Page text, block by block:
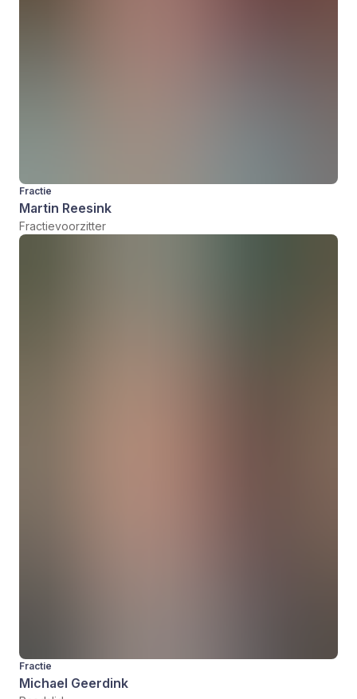
Fractie
Martin Reesink
Fractievoorzitter
Fractie
Michael Geerdink